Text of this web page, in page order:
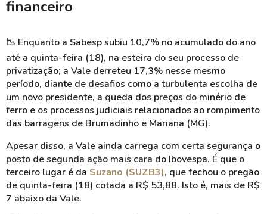
financeiro
📉 Enquanto a Sabesp subiu 10,7% no acumulado do ano
até a quinta-feira (18), na esteira do seu processo de
privatização; a Vale derreteu 17,3% nesse mesmo
período, diante de desafios como a turbulenta escolha de
um novo presidente, a queda dos preços do minério de
ferro e os processos judiciais relacionados ao rompimento
das barragens de Brumadinho e Mariana (MG).
Apesar disso, a Vale ainda carrega com certa segurança o
posto de segunda ação mais cara do Ibovespa. É que o
terceiro lugar é da Suzano (SUZB3), que fechou o pregão
de quinta-feira (18) cotada a R$ 53,88. Isto é, mais de R$
7 abaixo da Vale.